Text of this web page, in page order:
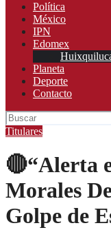
Política
México
IPN
Edomex
Planeta
Deporte
Contacto
Titulares
🔴“Alerta
Morales
Golpe de